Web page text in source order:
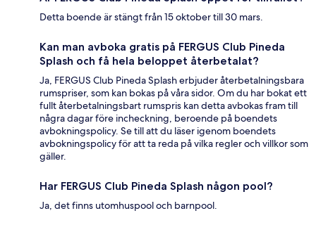
Detta boende är stängt från 15 oktober till 30 mars.
Kan man avboka gratis på FERGUS Club Pineda
Splash och få hela beloppet återbetalat?
Ja, FERGUS Club Pineda Splash erbjuder återbetalningsbara
rumspriser, som kan bokas på våra sidor. Om du har bokat ett
fullt återbetalningsbart rumspris kan detta avbokas fram till
några dagar före incheckning, beroende på boendets
avbokningspolicy. Se till att du läser igenom boendets
avbokningspolicy för att ta reda på vilka regler och villkor som
gäller.
Har FERGUS Club Pineda Splash någon pool?
Ja, det finns utomhuspool och barnpool.